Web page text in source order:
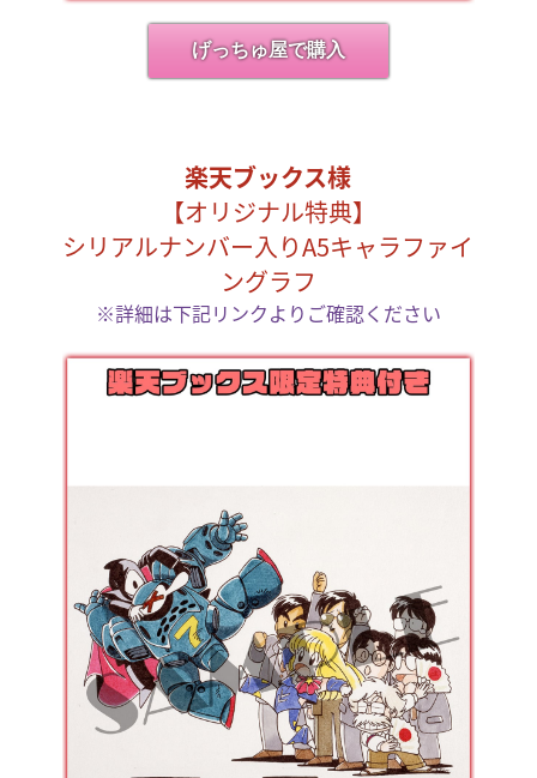
げっちゅ屋で購入
楽天ブックス様
【オリジナル特典】
シリアルナンバー入りA5キャラファイ
ングラフ
※詳細は下記リンクよりご確認ください